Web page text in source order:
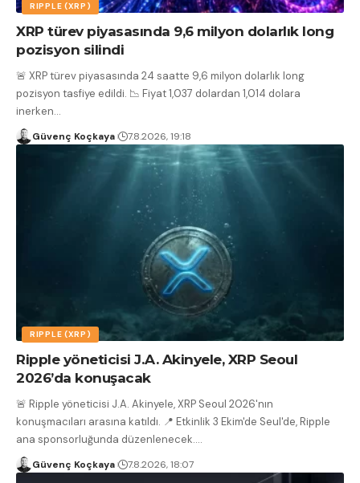
RIPPLE (XRP)
XRP türev piyasasında 9,6 milyon dolarlık long
pozisyon silindi
🚨 XRP türev piyasasında 24 saatte 9,6 milyon dolarlık long
pozisyon tasfiye edildi. 📉 Fiyat 1,037 dolardan 1,014 dolara
inerken…
Güvenç Koçkaya 7.8.2026, 19:18
RIPPLE (XRP)
Ripple yöneticisi J.A. Akinyele, XRP Seoul
2026’da konuşacak
🚨 Ripple yöneticisi J.A. Akinyele, XRP Seoul 2026'nın
konuşmacıları arasına katıldı. 📍 Etkinlik 3 Ekim'de Seul'de, Ripple
ana sponsorluğunda düzenlenecek.…
Güvenç Koçkaya 7.8.2026, 18:07